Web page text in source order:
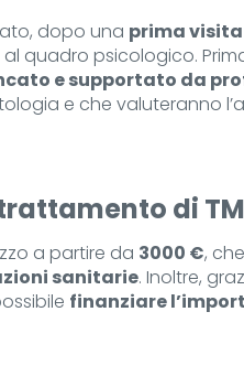
dopo una prima
quadro psicologico.
e supportato da
e che valuteranno
di
a partire da 3000 €,
sanitarie. Inoltre,
finanziare